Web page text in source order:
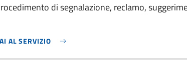
di segnalazione, reclamo,
AL SERVIZIO